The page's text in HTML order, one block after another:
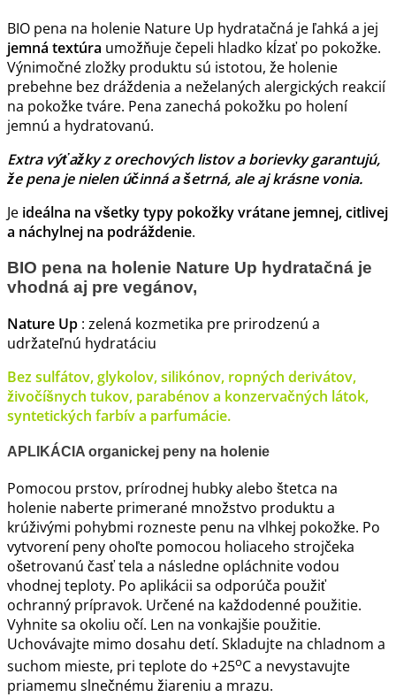
BIO pena na holenie Nature Up hydratačná je ľahká a jej
jemná textúra umožňuje čepeli hladko kĺzať po pokožke.
Výnimočné zložky produktu sú istotou, že holenie
prebehne bez dráždenia a neželaných alergických reakcií
na pokožke tváre. Pena zanechá pokožku po holení
jemnú a hydratovanú.
Extra výťažky z orechových listov a borievky garantujú,
že pena je nielen účinná a šetrná, ale aj krásne vonia.
Je ideálna na všetky typy pokožky vrátane jemnej, citlivej
a náchylnej na podráždenie.
BIO pena na holenie Nature Up hydratačná je
vhodná aj pre vegánov,
Nature Up : zelená kozmetika pre prirodzenú a
udržateľnú hydratáciu
Bez sulfátov, glykolov, silikónov, ropných derivátov,
živočíšnych tukov, parabénov a konzervačných látok,
syntetických farbív a parfumácie.
APLIKÁCIA organickej peny na holenie
Pomocou prstov, prírodnej hubky alebo štetca na
holenie naberte primerané množstvo produktu a
krúživými pohybmi rozneste penu na vlhkej pokožke. Po
vytvorení peny ohoľte pomocou holiaceho strojčeka
ošetrovanú časť tela a následne opláchnite vodou
vhodnej teploty. Po aplikácii sa odporúča použiť
ochranný prípravok. Určené na každodenné použitie.
Vyhnite sa okoliu očí. Len na vonkajšie použitie.
Uchovávajte mimo dosahu detí. Skladujte na chladnom a
suchom mieste, pri teplote do +25oC a nevystavujte
priamemu slnečnému žiareniu a mrazu.